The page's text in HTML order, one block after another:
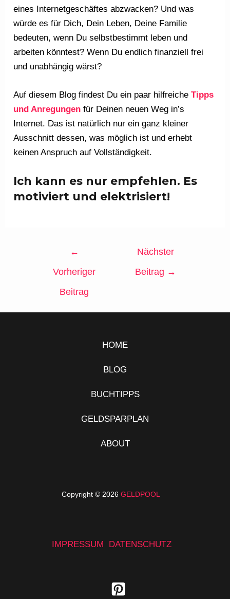
eines Internetgeschäftes abzwacken? Und was
würde es für Dich, Dein Leben, Deine Familie
bedeuten, wenn Du selbstbestimmt leben und
arbeiten könntest? Wenn Du endlich finanziell frei
und unabhängig wärst?
Auf diesem Blog findest Du ein paar hilfreicheTipps
und Anregungen für Deinen neuen Weg in’s
Internet. Das ist natürlich nur ein ganz kleiner
Ausschnitt dessen, was möglich ist und erhebt
keinen Anspruch auf Vollständigkeit.
Ich kann es nur empfehlen. Es
motiviert und elektrisiert!
←
Vorheriger
Beitrag
Nächster
Beitrag →
HOME
BLOG
BUCHTIPPS
GELDSPARPLAN
ABOUT
Copyright © 2026 GELDPOOL
IMPRESSUM DATENSCHUTZ